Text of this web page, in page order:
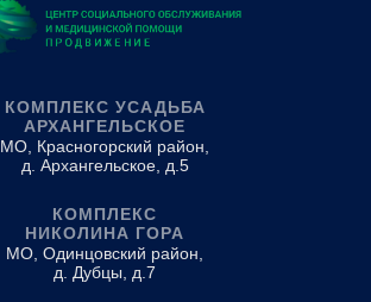
КОМПЛЕКС
НИКОЛИНА ГОРА
КОМПЛЕКС УСАДЬБА
АРХАНГЕЛЬСКОЕ
МО, Красногорский район,
д. Архангельское, д.5
МО, Одинцовский район,
д. Дубцы, д.7